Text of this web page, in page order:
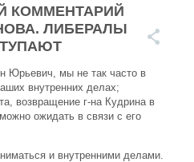
КОММЕНТАРИЙ
ЛИБЕРАЛЫ
Юрьевич, мы не так часто в
внутренних делах;
возвращение г-на Кудрина в
ожидать в связи с его
и внутренними делами.